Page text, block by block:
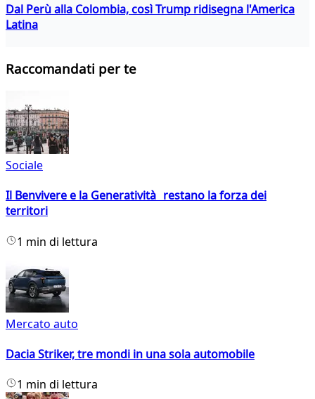
Dal Perù alla Colombia, così Trump ridisegna l'America
Latina
Raccomandati per te
Sociale
Il Benvivere e la Generatività restano la forza dei
territori
1 min di lettura
Mercato auto
Dacia Striker, tre mondi in una sola automobile
1 min di lettura